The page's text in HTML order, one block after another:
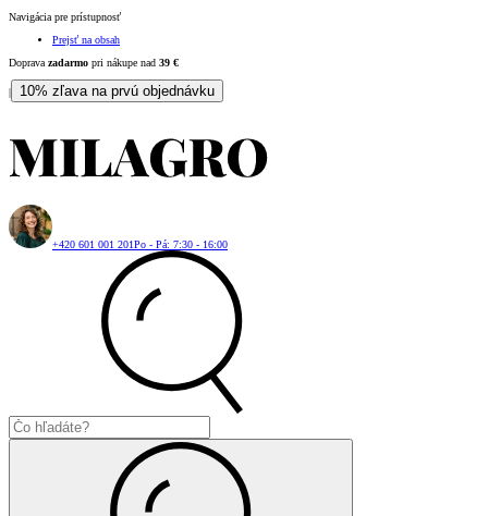
Navigácia pre prístupnosť
Prejsť na obsah
Doprava zadarmo pri nákupe nad 39 €
| 10% zľava na prvú objednávku
+420 601 001 201Po - Pá: 7:30 - 16:00